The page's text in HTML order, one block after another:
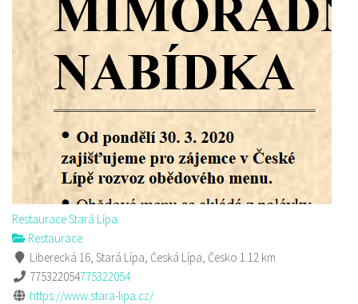
Restaurace Stará Lípa
Restaurace
Liberecká 16, Stará Lípa, Česká Lípa, Česko 1.12 km
775322054775322054
https://www.stara-lipa.cz/